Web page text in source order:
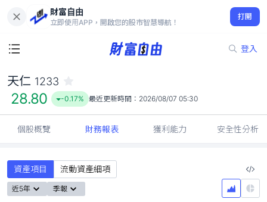
財富自由
立即使用APP，開啟您的股市智慧導航！
打開
登入
28.80
-0.17%
天仁 1233
28.80 -0.17% 最近更新時間： 2026/08/07 05:30
個股概覽 財務報表 獲利能力 安全性分析
資產項目 流動資產細項
近5年 季報